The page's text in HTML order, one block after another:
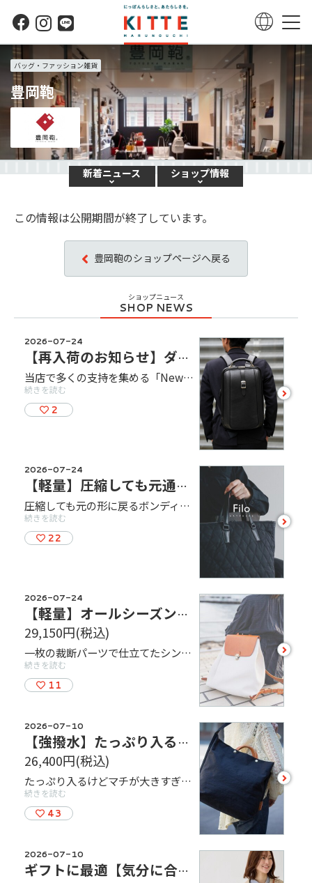
バッグ・ファッション雑貨
豊岡鞄
新着ニュース ショップ情報
この情報は公開期間が終了しています。
豊岡鞄のショップページへ戻る
ショップニュース
2026-07-24
【再入荷のお知らせ】ダレスバッグ「NewDullesシリーズ」
当店で多くの支持を集める「NewDullesシリーズ」。一目で印象に残るデザインに加え、背負う人の肩に合わせてフィットする肩ベルトなど、機能性とデザイン性を兼ね備えた信頼の逸品です。さらに、鞄の街・豊岡で一つひとつ丁寧に仕立て、長く安心してお使いいただける確かな品質を実現しています。ぜひ店頭で、背負い心地や素材へのこだわりをお手に取ってお確かめください。 NewDullesシリーズが選ばれる３つの魅力をご紹介しております。
続きを読む
2
see
more
2026-07-24
【軽量】圧縮しても元通り！特殊生地採用の新感覚バッグ登場
圧縮しても元の形に戻るボンディング生地を採用した〈Filo〉シリーズ！ソフトな質感ながら自立するフォルムと高い機能性を両立。軽量で撥水性にも優れ、男女問わずデイリーに使える新感覚バッグです。ぜひ店頭でお確かめください！
続きを読む
22
see
more
2026-07-24
【軽量】オールシーズン活躍するシンプルリュック
29,150円(税込)
一枚の裁断パーツで仕立てたシンプル構造。 縫製箇所が少ないため、縫い目のほどけが起こりにくく、長く安心してお使いいただけます。 また、なで肩の方や肩ベルトがずり落ちやすい方にも配慮し、擦れにくい背負いベルトを採用。 背負った際の軽さやフィット感を、ぜひ店頭でお確かめください。 ・カラー（4色展開）：キナリ・カーキ・ネイビー・ネイビー×ネイビー ・サイズ（㎜）W：305 × H：380 × D:140 ・重さ約780g
続きを読む
11
see
more
2026-07-10
【強撥水】たっぷり入るのに軽量、シンプルな2way トート
26,400円(税込)
たっぷり入るけどマチが大きすぎないので、肩掛けでもおしゃれ。前後のマチを非対称にして、肩掛けベルトをアーチ形に設計することで内側に重心が傾きやすく、なで肩の方でも肩から落ちにくい工夫を施している。ショルダー部分を内側にたためば、手持ちバッグとしてコンパクトに使える。仕切りにもなっている着脱式ファスナーサブバッグ付。 Ａ４ファイル対応。内装にホックで取り外しのできるＢ５対応のクラッチバッグが付属します。このクラッチバッグは内装の仕切りにもなりますので、書類等内容物の仕分けに便利です。
続きを読む
43
see
more
2026-07-10
ギフトに最適【気分に合わせてカラーが選べる】ミニショルダーバッグ